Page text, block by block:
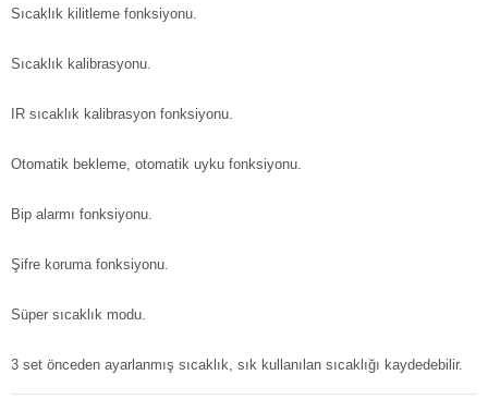
Sıcaklık kilitleme fonksiyonu.
Sıcaklık kalibrasyonu.
IR sıcaklık kalibrasyon fonksiyonu.
Otomatik bekleme, otomatik uyku fonksiyonu.
Bip alarmı fonksiyonu.
Şifre koruma fonksiyonu.
Süper sıcaklık modu.
3 set önceden ayarlanmış sıcaklık, sık kullanılan sıcaklığı kaydedebilir.